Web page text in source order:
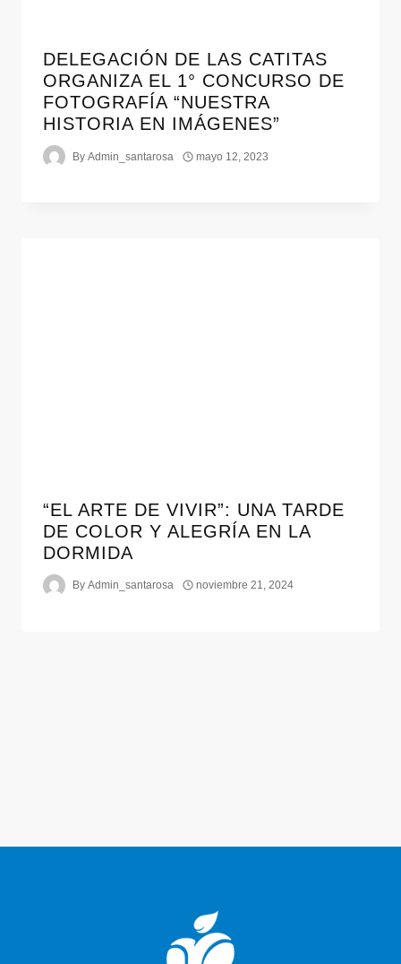
DELEGACIÓN DE LAS CATITAS
ORGANIZA EL 1° CONCURSO DE
FOTOGRAFÍA “NUESTRA
HISTORIA EN IMÁGENES”
By Admin_santarosa mayo 12, 2023
“EL ARTE DE VIVIR”: UNA TARDE
DE COLOR Y ALEGRÍA EN LA
DORMIDA
By Admin_santarosa noviembre 21, 2024